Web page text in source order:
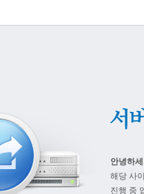
안녕하
해당 사
진행 중